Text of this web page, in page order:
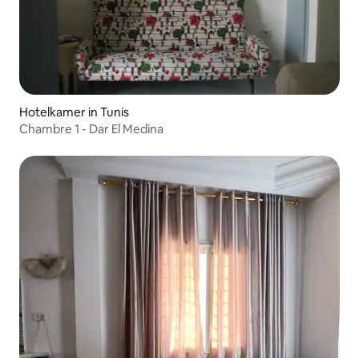
Hotelkamer in Tunis
Chambre 1 - Dar El Medina